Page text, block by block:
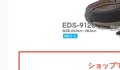
ショップ